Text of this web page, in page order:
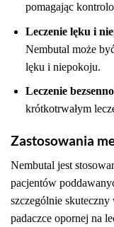
pomagając
Leczenie lęku i
Nembutal może
lęku i niepokoju.
Leczenie
krótkotrwałym
Zastosowania
Nembutal jest
pacjentów
szczególnie
padaczce opornej na